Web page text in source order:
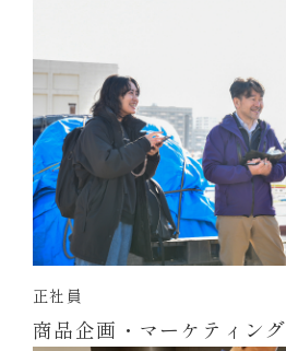
正社員
商品企画・マーケティング